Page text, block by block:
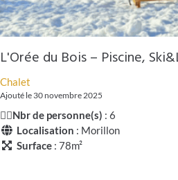
L'Orée du Bois – Piscine,
Chalet
Ajouté le 30 novembre 2025
🧍‍♂️Nbr de personne(s) : 6
Localisation : Morillon
Surface: 78m²